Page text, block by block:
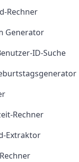
Rechner
Generator
ID-Suche
Rechner
Extraktor